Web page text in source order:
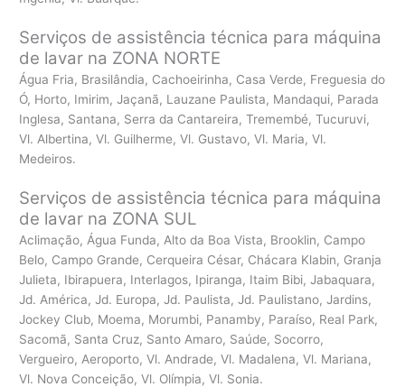
Serviços de assistência técnica para máquina
de lavar na ZONA NORTE
Água Fria, Brasilândia, Cachoeirinha, Casa Verde, Freguesia do
Ó, Horto, Imirim, Jaçanã, Lauzane Paulista, Mandaqui, Parada
Inglesa, Santana, Serra da Cantareira, Tremembé, Tucuruvi,
Vl. Albertina, Vl. Guilherme, Vl. Gustavo, Vl. Maria, Vl.
Medeiros.
Serviços de assistência técnica para máquina
de lavar na ZONA SUL
Aclimação, Água Funda, Alto da Boa Vista, Brooklin, Campo
Belo, Campo Grande, Cerqueira César, Chácara Klabin, Granja
Julieta, Ibirapuera, Interlagos, Ipiranga, Itaim Bibi, Jabaquara,
Jd. América, Jd. Europa, Jd. Paulista, Jd. Paulistano, Jardins,
Jockey Club, Moema, Morumbi, Panamby, Paraíso, Real Park,
Sacomã, Santa Cruz, Santo Amaro, Saúde, Socorro,
Vergueiro, Aeroporto, Vl. Andrade, Vl. Madalena, Vl. Mariana,
Vl. Nova Conceição, Vl. Olímpia, Vl. Sonia.